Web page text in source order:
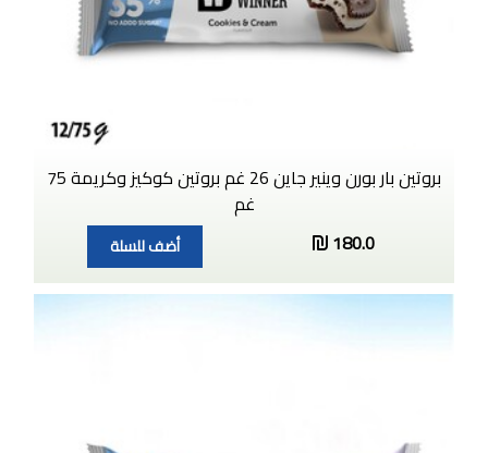
بروتين بار بورن وينير جاين 26 غم بروتين كوكيز وكريمة 75
غم
180.0
أضف للسلة